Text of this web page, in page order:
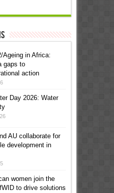
Ageing in Africa:
gaps to
action
Day 2026: Water
AU collaborate for
development in
women join the
to drive solutions